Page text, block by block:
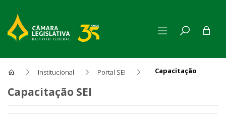
Institucional Portal SEI Capacitação
Capacitação
Capacitação SEI